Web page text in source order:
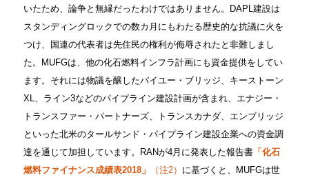
いたため、論争と無縁だったわけではありません。DAPL建設は
スタンディングロックでの数カ月にもわたる歴史的な抗議に火を
つけ、国連の代表者は先住民の権利が侮辱されたと非難しまし
た。MUFGは、他の化石燃料インフラ計画にも資金提供をしてい
ます。それには物議を醸したバイユー・ブリッジ、キーストーン
XL、ライン3などのパイプライン建設計画が含まれ、エナジー・
トランスファー・パートナーズ、トランスカナダ、エンブリッジ
といった北米のタールサンド・パイプライン建設企業への資金調
達を通じて加担しています。RANが4月に発表した報告書 「化石
燃料ファイナンス成績表2018」
（注2） に基づくと、MUFGは世